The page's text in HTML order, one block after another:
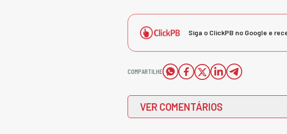
Siga o ClickPB no Google e
COMPARTILHE
VER COMENTÁRIOS